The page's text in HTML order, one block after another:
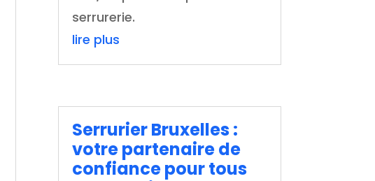
serrurerie.
lire plus
Serrurier Bruxelles :
votre partenaire de
confiance pour tous